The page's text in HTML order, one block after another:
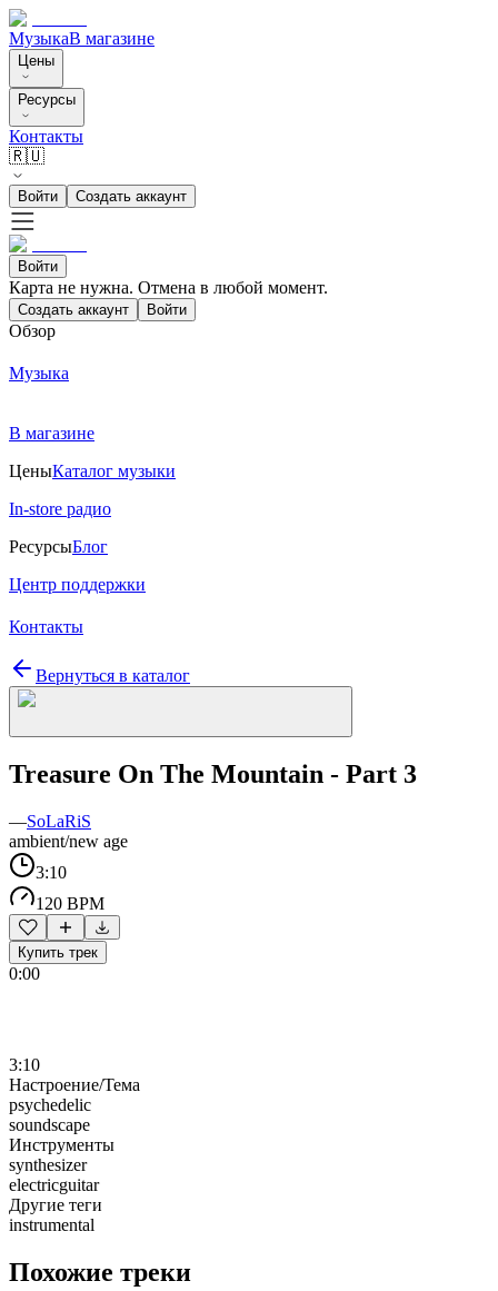
МузыкаВ магазине
Цены
Ресурсы
Контакты
🇷🇺
Войти Создать аккаунт
Войти
Карта не нужна. Отмена в любой момент.
Создать аккаунт Войти
Обзор
Музыка
В магазине
ЦеныКаталог музыки
In-store радио
РесурсыБлог
Центр поддержки
Контакты
Вернуться в каталог
Treasure On The Mountain - Part 3
—SoLaRiS
ambient/new age
3:10
120 BPM
Купить трек
0:00
3:10
Настроение/Тема
psychedelic
soundscape
Инструменты
synthesizer
electricguitar
Другие теги
instrumental
Похожие треки